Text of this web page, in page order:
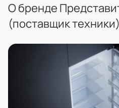
О бренде
(поставщик техники)